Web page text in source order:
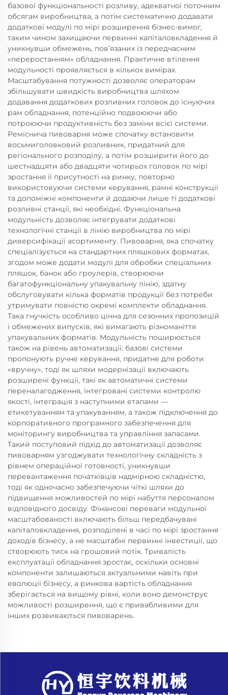
базової функціональності розливу, адекватної поточним
обсягам виробництва, а потім систематично додавати
додаткові модулі по мірі розширення бізнес-вимог,
таким чином захищаючи первинні капіталовкладення й
уникнувши обмежень, пов’язаних із передчасним
«переростанням» обладнання. Практичне втілення
модульності проявляється в кількох вимірах.
Масштабування потужності дозволяє операторам
збільшувати швидкість виробництва шляхом
додавання додаткових розливних головок до існуючих
рам обладнання, потенційно подвоюючи або
потроюючи продуктивність без заміни всієї системи.
Реміснича пивоварня може спочатку встановити
восьмиголовковий розливник, придатний для
регіонального розподілу, а потім розширити його до
шестнадцяти або двадцяти чотирьох головок по мірі
зростання її присутності на ринку, повторно
використовуючи системи керування, рамні конструкції
та допоміжні компоненти й додаючи лише ті додаткові
розливні станції, які необхідні. Функціональна
модульність дозволяє інтегрувати додаткові
технологічні станції в лінію виробництва по мірі
диверсифікації асортименту. Пивоварня, яка спочатку
спеціалізується на стандартних пляшкових форматах,
згодом може додати модулі для обробки спеціальних
пляшок, банок або гроулерів, створюючи
багатофункціональну упакувальну лінію, здатну
обслуговувати кілька форматів продукції без потреби
утримувати повністю окремі комплекти обладнання.
Така гнучкість особливо цінна для сезонних пропозицій
і обмежених випусків, які вимагають різноманіття
упакувальних форматів. Модульність поширюється
також на рівень автоматизації: базові системи
пропонують ручне керування, придатне для роботи
«вручну», тоді як шляхи модернізації включають
розширені функції, такі як автоматичні системи
переналагодження, інтегровані системи контролю
якості, інтеграція з наступними етапами —
етикетуванням та упакуванням, а також підключення до
корпоративного програмного забезпечення для
моніторингу виробництва та управління запасами.
Такий поступовий підхід до автоматизації дозволяє
пивоварням узгоджувати технологічну складність з
рівнем операційної готовності, уникнувши
перевантаження початківців надмірною складністю,
тоді як одночасно забезпечуючи чіткі шляхи до
підвищення можливостей по мірі набуття персоналом
відповідного досвіду. Фінансові переваги модульної
масштабованості включають більш передбачувані
капіталовкладення, розподілені в часі по мірі зростання
доходів бізнесу, а не масштабні первинні інвестиції, що
створюють тиск на грошовий потік. Тривалість
експлуатації обладнання зростає, оскільки основні
компоненти залишаються актуальними навіть при
еволюції бізнесу, а ринкова вартість обладнання
зберігається на вищому рівні, коли воно демонструє
можливості розширення, що є привабливими для
інших розвиваються пивоварень.